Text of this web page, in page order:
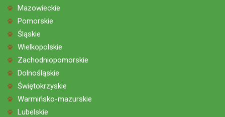
Mazowieckie
Pomorskie
Śląskie
Wielkopolskie
Zachodniopomorskie
Dolnośląskie
Świętokrzyskie
Warmińsko-mazurskie
Lubelskie